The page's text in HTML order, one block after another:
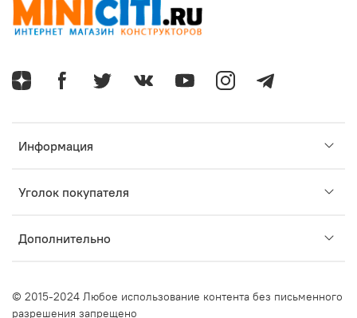
Информация
Уголок покупателя
Дополнительно
© 2015-2024 Любое использование контента без письменного
разрешения запрещено